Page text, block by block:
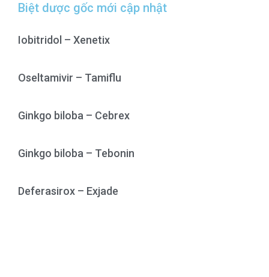
Biệt dược gốc mới cập nhật
Iobitridol – Xenetix
Oseltamivir – Tamiflu
Ginkgo biloba – Cebrex
Ginkgo biloba – Tebonin
Deferasirox – Exjade